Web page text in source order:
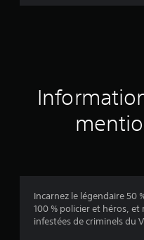
Incarnez le légendaire 50
100 % policier et héros, et
infestées de criminels du